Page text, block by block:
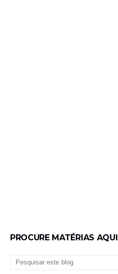
PROCURE MATÉRIAS AQUI